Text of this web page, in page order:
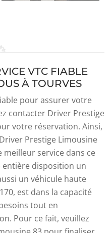
VTC FIABLE
À TOURVES
pour assurer votre
contacter Driver Prestige
votre réservation. Ainsi,
Prestige Limousine
meilleur service dans ce
disposition un
un véhicule haute
est dans la capacité
tout en
Pour ce fait, veuillez